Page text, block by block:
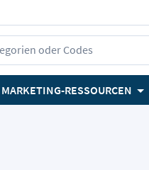
oder Codes
MARKETING-RESSOURCEN